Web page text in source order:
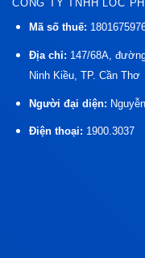
CÔNG TY TNHH LÔC
Mã số thuế:
Địa chỉ: 147/68A,
Ninh Kiều, TP. Cần Thơ
Người đại diện:
Điện thoại: 1900.3037